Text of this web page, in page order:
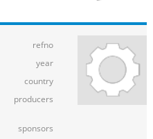
refno
year
country
producers
sponsors